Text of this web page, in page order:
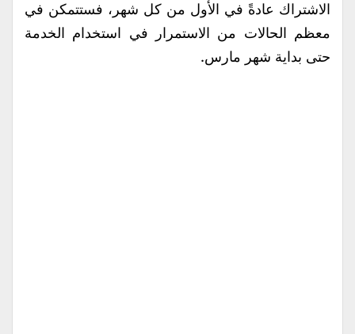
الاشتراك عادةً في الأول من كل شهر، فستتمكن في
معظم الحالات من الاستمرار في استخدام الخدمة
حتى بداية شهر مارس.